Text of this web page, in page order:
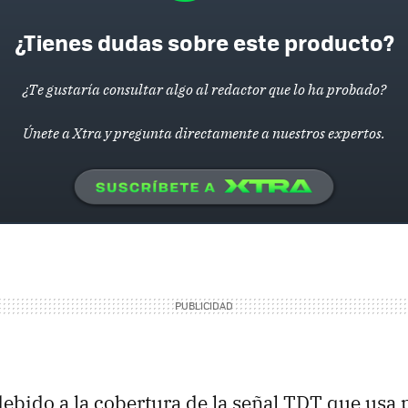
¿Tienes dudas sobre este producto?
¿Te gustaría consultar algo al redactor que lo ha probado?
Únete a Xtra y pregunta directamente a nuestros expertos.
a la cobertura de la señal TDT que usa